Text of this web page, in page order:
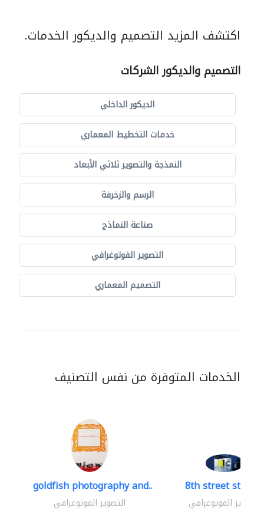
اكتشف المزيد التصميم والديكور الخدمات.
التصميم والديكور الشركات
الديكور الداخلي
خدمات التخطيط المعماري
النمذجة والتصوير ثلاثي الأبعاد
الرسم والزخرفة
صناعة النماذج
التصوير الفوتوغرافي
التصميم المعماري
الخدمات المتوفرة من نفس التصنيف
goldfish photography and..
التصوير الفوتوغرافي
8th street studios
التصوير الفوتوغرافي